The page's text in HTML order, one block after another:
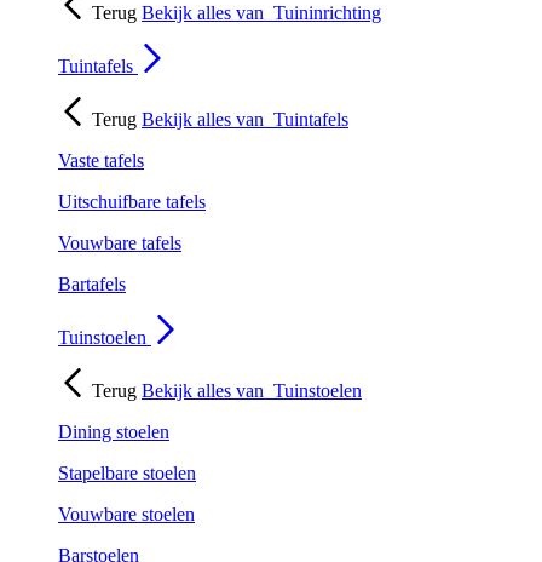
Terug Bekijk alles van Tuininrichting
Tuintafels
Terug Bekijk alles van Tuintafels
Vaste tafels
Uitschuifbare tafels
Vouwbare tafels
Bartafels
Tuinstoelen
Terug Bekijk alles van Tuinstoelen
Dining stoelen
Stapelbare stoelen
Vouwbare stoelen
Barstoelen